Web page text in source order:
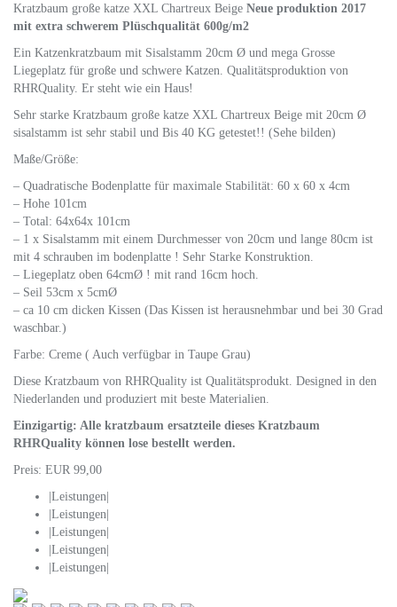
Kratzbaum große katze XXL Chartreux Beige Neue produktion 2017
mit extra schwerem Plüschqualität 600g/m2
Ein Katzenkratzbaum mit Sisalstamm 20cm Ø und mega Grosse
Liegeplatz für große und schwere Katzen. Qualitätsproduktion von
RHRQuality. Er steht wie ein Haus!
Sehr starke Kratzbaum große katze XXL Chartreux Beige mit 20cm Ø
sisalstamm ist sehr stabil und Bis 40 KG getestet!! (Sehe bilden)
Maße/Größe:
– Quadratische Bodenplatte für maximale Stabilität: 60 x 60 x 4cm
– Hohe 101cm
– Total: 64x64x 101cm
– 1 x Sisalstamm mit einem Durchmesser von 20cm und lange 80cm ist
mit 4 schrauben im bodenplatte ! Sehr Starke Konstruktion.
– Liegeplatz oben 64cmØ ! mit rand 16cm hoch.
– Seil 53cm x 5cmØ
– ca 10 cm dicken Kissen (Das Kissen ist herausnehmbar und bei 30 Grad
waschbar.)
Farbe: Creme ( Auch verfügbar in Taupe Grau)
Diese Kratzbaum von RHRQuality ist Qualitätsprodukt. Designed in den
Niederlanden und produziert mit beste Materialien.
Einzigartig: Alle kratzbaum ersatzteile dieses Kratzbaum
RHRQuality können lose bestellt werden.
Preis: EUR 99,00
|Leistungen|
|Leistungen|
|Leistungen|
|Leistungen|
|Leistungen|